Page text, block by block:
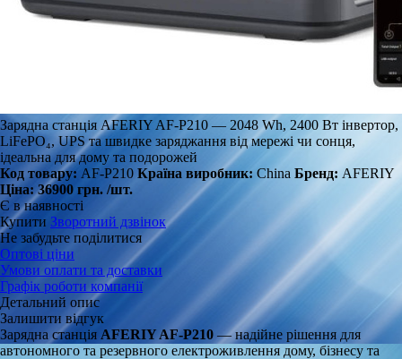
Зарядна станція AFERIY AF-P210 — 2048 Wh, 2400 Вт інвертор,
LiFePO₄, UPS та швидке заряджання від мережі чи сонця,
ідеальна для дому та подорожей
Код товару: AF-P210 Країна виробник: China Бренд: AFERIY
Ціна:36900 грн. /шт.
Є в наявності
Купити Зворотний дзвінок
Не забудьте поділитися
Оптові ціни
Умови оплати та доставки
Графік роботи компанії
Детальний опис
Залишити відгук
Зарядна станція AFERIY AF-P210 — надійне рішення для
автономного та резервного електроживлення дому, бізнесу та